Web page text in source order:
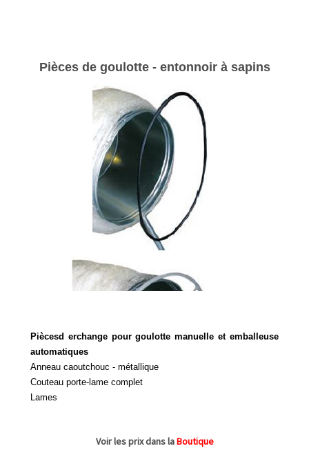
Pièces de goulotte - entonnoir à sapins
Piècesd erchange pour goulotte manuelle et emballeuse
automatiques
Anneau caoutchouc - métallique
Couteau porte-lame complet
Lames
Voir les prix dans laBoutique